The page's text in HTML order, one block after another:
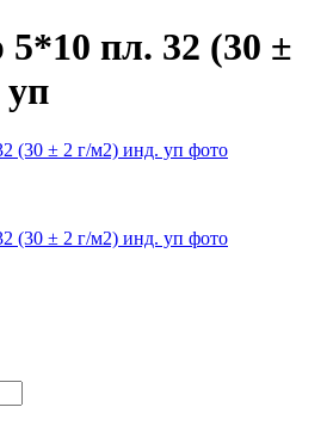
5*10 пл. 32 (30 ±